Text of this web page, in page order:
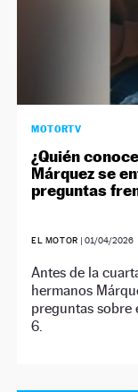
MOTORTV
¿Quién
Márquez se
preguntas
EL MOTOR |01/04/2026
Antes de la
hermanos
preguntas sobre
6.